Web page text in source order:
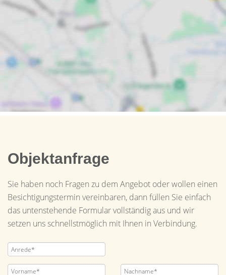
Objektanfrage
Sie haben noch Fragen zu dem Angebot oder wollen einen
Besichtigungstermin vereinbaren, dann füllen Sie einfach
das untenstehende Formular vollständig aus und wir
setzen uns schnellstmöglich mit Ihnen in Verbindung.